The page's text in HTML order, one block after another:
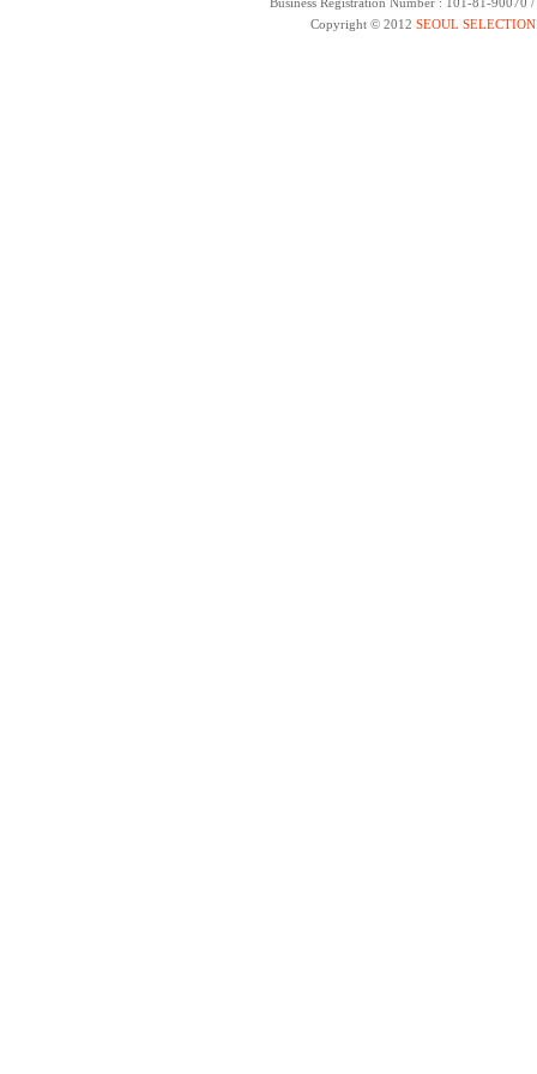
Business Registration Number : 101-81-
Copyright © 2012 SEOUL SELECTION